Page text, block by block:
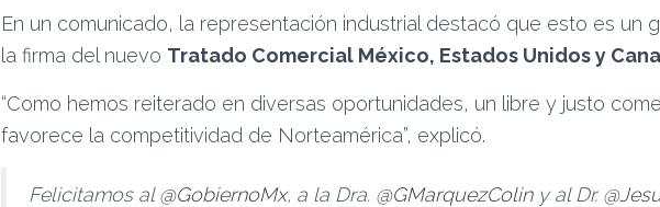
En un comunicado, la representación industrial destacó que esto es un
la firma del nuevo Tratado Comercial México, Estados Unidos y
“Como hemos reiterado en diversas oportunidades, un libre y justo
favorece la competitividad de Norteamérica”, explicó.
Felicitamos al@GobiernoMx, a la Dra. @GMarquezColiny al Dr.